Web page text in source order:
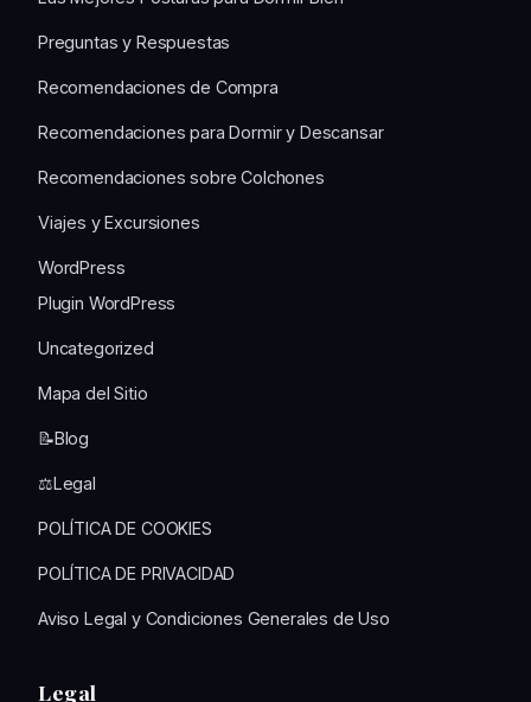
Preguntas y Respuestas
Recomendaciones de Compra
Recomendaciones para Dormir y Descansar
Recomendaciones sobre Colchones
Viajes y Excursiones
WordPress
Plugin WordPress
Uncategorized
Mapa del Sitio
📝Blog
⚖️Legal
POLÍTICA DE COOKIES
POLÍTICA DE PRIVACIDAD
Aviso Legal y Condiciones Generales de Uso
Legal